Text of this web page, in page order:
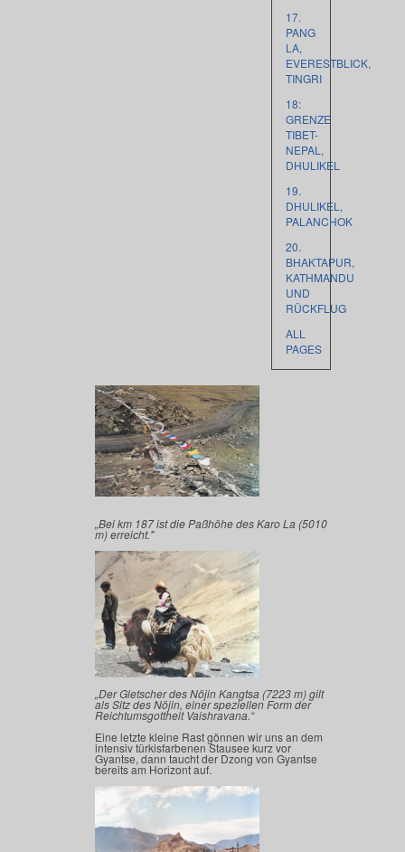
17.
PANG
LA,
EVERESTBLICK,
TINGRI
18:
GRENZE
TIBET-
NEPAL,
DHULIKEL
19.
DHULIKEL,
PALANCHOK
20.
BHAKTAPUR,
KATHMANDU
UND
RÜCKFLUG
ALL
PAGES
„Bei km 187 ist die Paßhöhe des Karo La (5010
m) erreicht."
„Der Gletscher des Nöjin Kangtsa (7223 m) gilt
als Sitz des Nöjin, einer speziellen Form der
Reichtumsgottheit Vaishravana.“
Eine letzte kleine Rast gönnen wir uns an dem
intensiv türkisfarbenen Stausee kurz vor
Gyantse, dann taucht der Dzong von Gyantse
bereits am Horizont auf.